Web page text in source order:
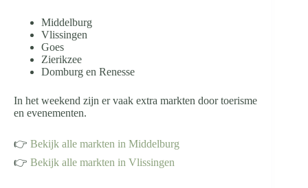
Middelburg
Vlissingen
Goes
Zierikzee
Domburg en Renesse
In het weekend zijn er vaak extra markten door toerisme
en evenementen.
👉 Bekijk alle markten in Middelburg
👉 Bekijk alle markten in Vlissingen